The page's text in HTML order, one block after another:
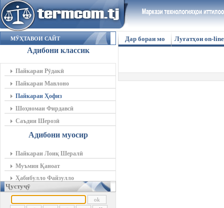
МӮҲТАВОИ САЙТ
Адибони классик
Пайкараи Рӯдакӣ
Пайкараи Мавлоно
Пайкараи Ҳофиз
Шоҳномаи Фирдавсӣ
Саъдии Шерозӣ
Адибони муосир
Пайкараи Лоиқ Шералӣ
Муъмин Қаноат
Ҳабибулло Файзулло
Ҷустуҷӯ
Дар бораи мо Луғатҳои on-line